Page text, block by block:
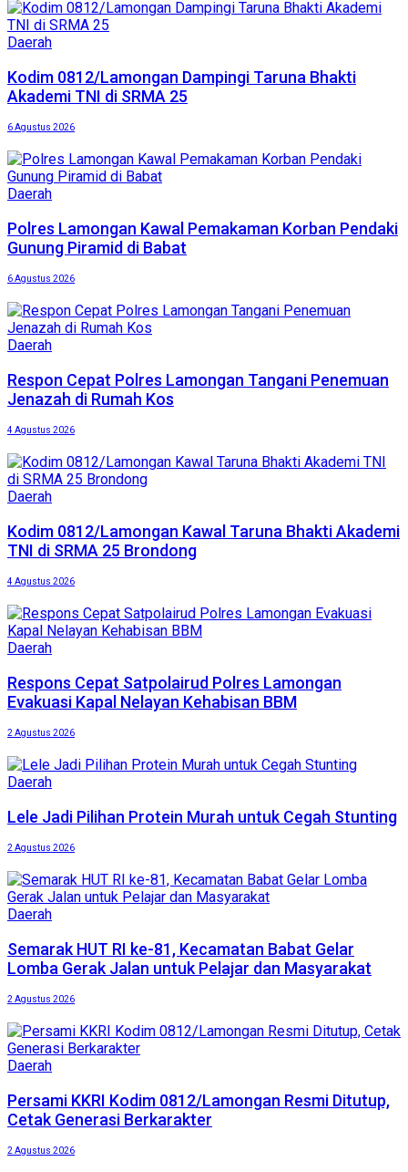
Daerah
Kodim 0812/Lamongan Dampingi Taruna Bhakti
Akademi TNI di SRMA 25
6 Agustus 2026
Daerah
Polres Lamongan Kawal Pemakaman Korban Pendaki
Gunung Piramid di Babat
6 Agustus 2026
Daerah
Respon Cepat Polres Lamongan Tangani Penemuan
Jenazah di Rumah Kos
4 Agustus 2026
Daerah
Kodim 0812/Lamongan Kawal Taruna Bhakti Akademi
TNI di SRMA 25 Brondong
4 Agustus 2026
Daerah
Respons Cepat Satpolairud Polres Lamongan
Evakuasi Kapal Nelayan Kehabisan BBM
2 Agustus 2026
Daerah
Lele Jadi Pilihan Protein Murah untuk Cegah Stunting
2 Agustus 2026
Daerah
Semarak HUT RI ke-81, Kecamatan Babat Gelar
Lomba Gerak Jalan untuk Pelajar dan Masyarakat
2 Agustus 2026
Daerah
Persami KKRI Kodim 0812/Lamongan Resmi Ditutup,
Cetak Generasi Berkarakter
2 Agustus 2026